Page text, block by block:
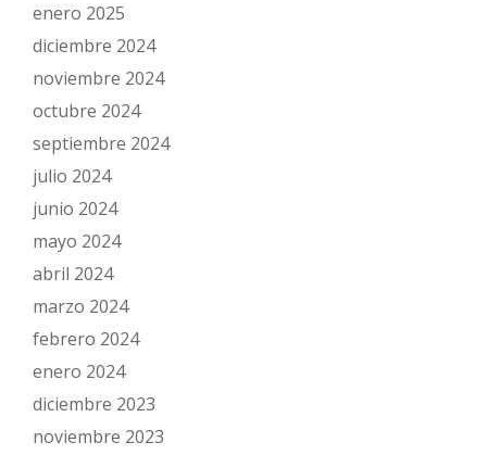
enero 2025
diciembre 2024
noviembre 2024
octubre 2024
septiembre 2024
julio 2024
junio 2024
mayo 2024
abril 2024
marzo 2024
febrero 2024
enero 2024
diciembre 2023
noviembre 2023